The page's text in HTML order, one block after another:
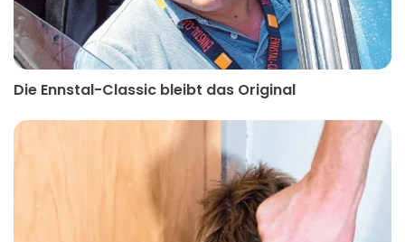
Die Ennstal-Classic bleibt das Original